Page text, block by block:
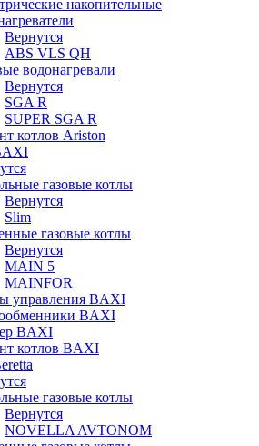
накопительные
Вернутся
ABS VLS QH
водонагревали
Вернутся
SGA R
SUPER SGA R
котлов Ariston
газовые котлы
Вернутся
Slim
газовые котлы
Вернутся
MAIN 5
MAINFOR
управления BAXI
BAXI
BAXI
котлов BAXI
газовые котлы
Вернутся
NOVELLA AVTONOM